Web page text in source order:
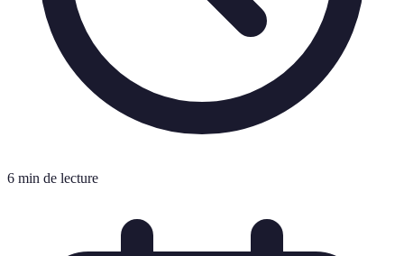
6 min de lecture